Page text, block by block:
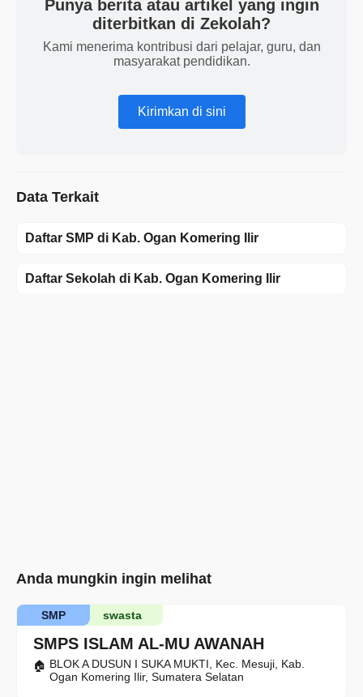
Punya berita atau artikel yang ingin
diterbitkan di Zekolah?
Kami menerima kontribusi dari pelajar, guru, dan
masyarakat pendidikan.
Kirimkan di sini
Data Terkait
Daftar SMP di Kab. Ogan Komering Ilir
Daftar Sekolah di Kab. Ogan Komering Ilir
Anda mungkin ingin melihat
SMPS ISLAM AL-MU AWANAH
swasta
SMP
BLOK A DUSUN I SUKA MUKTI, Kec. Mesuji, Kab.
Ogan Komering Ilir, Sumatera Selatan